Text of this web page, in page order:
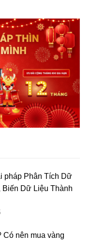
pháp Phân Tích Dữ
Biến Dữ Liệu Thành
Có nên mua vàng